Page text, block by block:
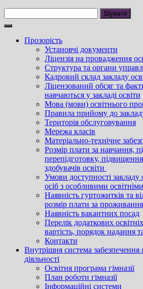
Прозорість
Установчі документи
Ліцензія на провадження
Структура та органи
Кадровий склад закладу
Ліцензований обсяг та
навчаються у закладі освіти
Мова (мови) освітнього
Правила прийому до
Територія обслуговування
Мережа класів
Матеріально-технічне
Розмір плати за навчання,
перепідготовку, підвищення
здобувачів освіти
Умови доступності закладу
осіб з особливими
Наявність гуртожитків та
розмір плати за проживання
Наявність вакантних посад
Перелік додаткових
вартість, порядок надання
Контакти
Внутрішня система забезпечення
діяльності
Освітня програма гімназії
План роботи гімназії
Інформаційні системи